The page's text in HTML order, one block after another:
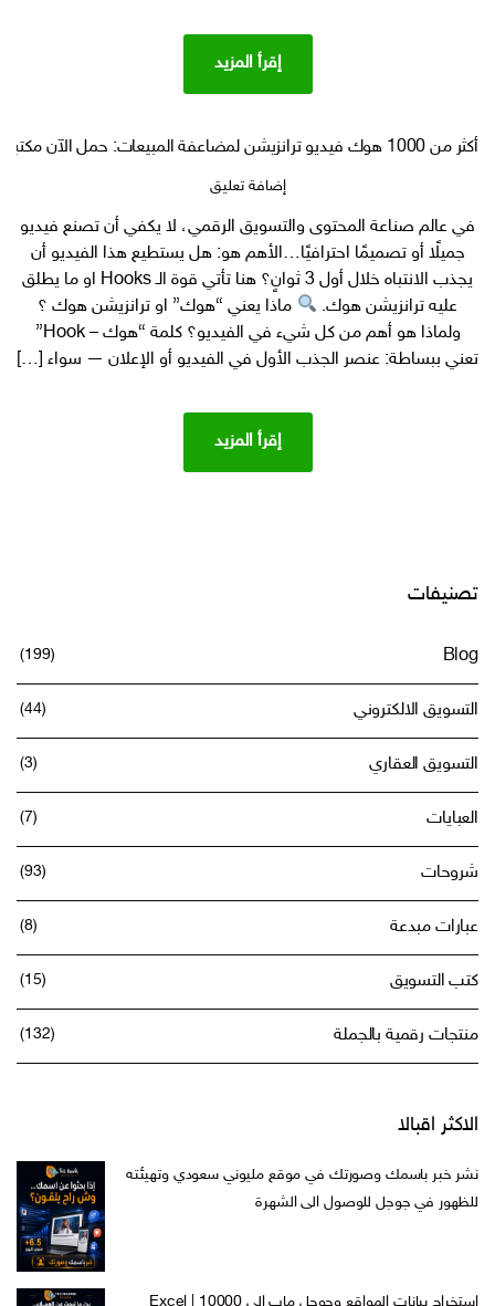
إقرأ المزيد
أكثر من 1000 هوك فيديو ترانزيشن لمضاعفة المبيعات: حمل الآن مكتبة متكاملة من Hooks جاهزة للاستخدام ( transitional hook)
إضافة تعليقعلى
من
1000
هوك
فيديو
ترانزيشن
لمضاعفة
المبيعات:
الآن
في عالم صناعة المحتوى والتسويق الرقمي، لا يكفي أن تصنع فيديو
جميلًا أو تصميمًا احترافيًا…الأهم هو: هل يستطيع هذا الفيديو أن
يجذب الانتباه خلال أول 3 ثوانٍ؟ هنا تأتي قوة الـ Hooks او ما يطلق
عليه ترانزيشن هوك.
ماذا يعني “هوك” او ترانزيشن هوك ؟
ولماذا هو أهم من كل شيء في الفيديو؟ كلمة “هوك – Hook”
تعني ببساطة: عنصر الجذب الأول في الفيديو أو الإعلان — سواء […]
إقرأ المزيد
تصنيفات
Blog
(199)
التسويق الالكتروني (44)
التسويق العقاري (3)
العبايات (7)
شروحات (93)
عبارات مبدعة (8)
كتب التسويق (15)
منتجات رقمية بالجملة (132)
الاكثر اقبالا
نشر خبر باسمك وصورتك في موقع مليوني سعودي وتهيئته
للظهور في جوجل للوصول الى الشهرة
استخراج بيانات المواقع وجوجل ماب إلى Excel | 10000